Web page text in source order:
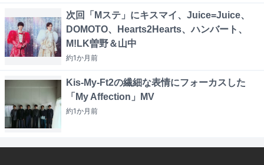
次回「Mステ」にキスマイ、Juice=Juice、
DOMOTO、Hearts2Hearts、ハンバート、
M!LK曽野＆山中
約1か月前
Kis-My-Ft2の繊細な表情にフォーカスした
「My Affection」MV
約1か月前